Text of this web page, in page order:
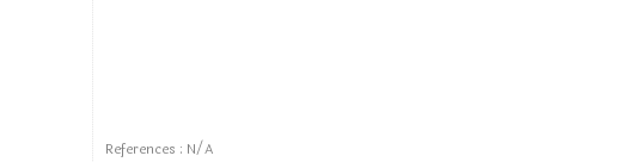
References : N/A